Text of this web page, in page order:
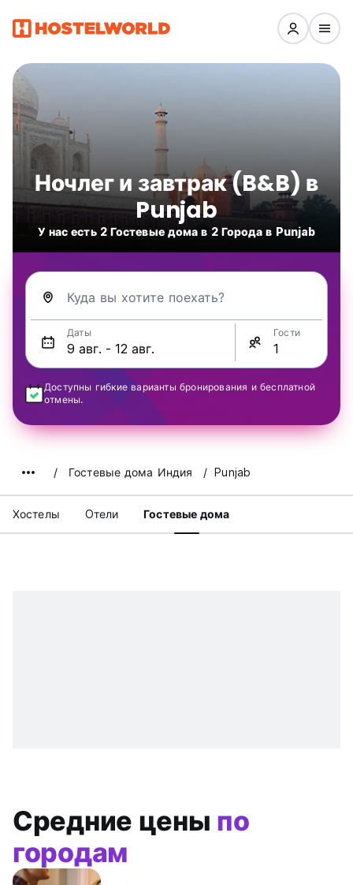
Ночлег и завтрак (B&B) в
Punjab
У нас есть 2 Гостевые дома в 2 Города в Punjab
Куда вы хотите поехать?
Даты Гости
Доступны гибкие варианты бронирования и бесплатной
отмены.
Гостевые дома Индия Punjab
Хостелы Oтели Гостевые дома
Средние цены по
городам